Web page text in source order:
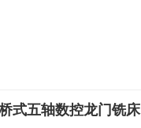
式五轴数控龙门铣床